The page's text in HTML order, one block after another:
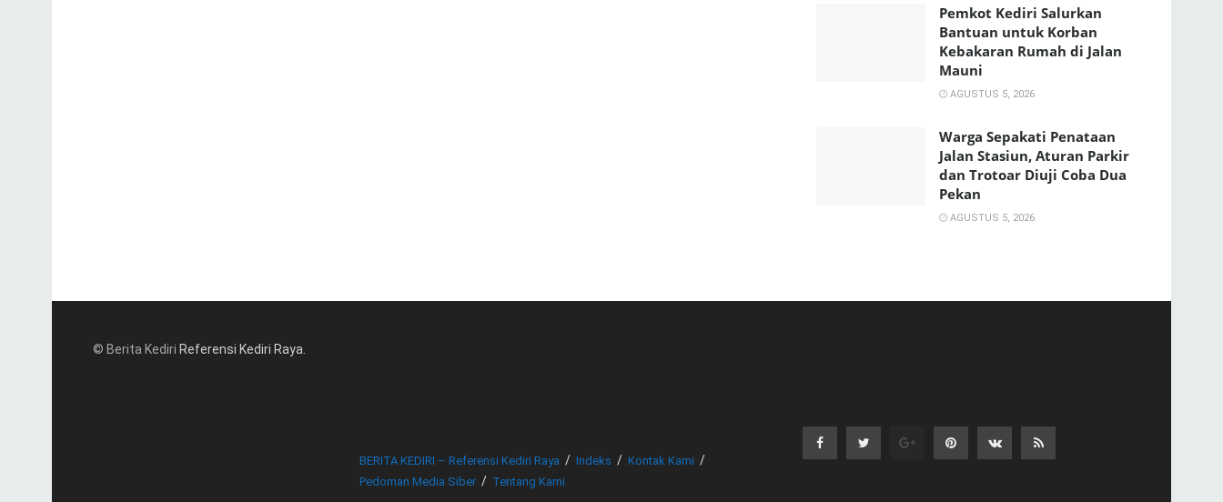
Pemkot Kediri Salurkan
Bantuan untuk Korban
Kebakaran Rumah di Jalan
Mauni
AGUSTUS 5, 2026
Warga Sepakati Penataan
Jalan Stasiun, Aturan Parkir
dan Trotoar Diuji Coba Dua
Pekan
AGUSTUS 5, 2026
© Berita Kediri Referensi Kediri Raya.
BERITA KEDIRI – Referensi Kediri Raya Indeks
Kontak Kami
Pedoman Media Siber
Tentang Kami